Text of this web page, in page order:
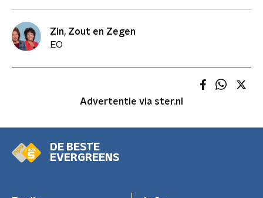
Zin, Zout en Zegen
EO
Advertentie via ster.nl
DE BESTE
EVERGREENS